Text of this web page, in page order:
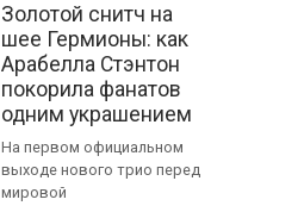
Золотой снитч на
шее Гермионы: как
Арабелла Стэнтон
покорила фанатов
одним украшением
На первом официальном
выходе нового трио перед
мировой